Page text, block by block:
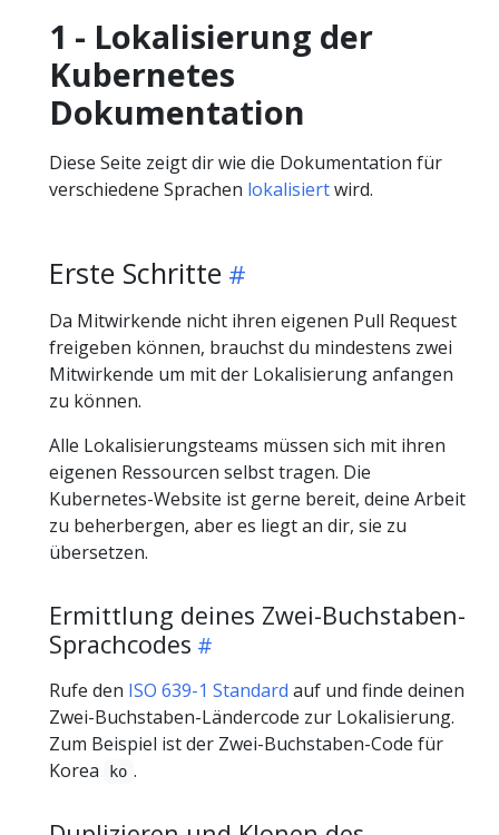
1 - Lokalisierung der
Kubernetes
Dokumentation
Diese Seite zeigt dir wie die Dokumentation für
verschiedene Sprachen lokalisiertwird.
Erste Schritte
Da Mitwirkende nicht ihren eigenen Pull Request
freigeben können, brauchst du mindestens zwei
Mitwirkende um mit der Lokalisierung anfangen
zu können.
Alle Lokalisierungsteams müssen sich mit ihren
eigenen Ressourcen selbst tragen. Die
Kubernetes-Website ist gerne bereit, deine Arbeit
zu beherbergen, aber es liegt an dir, sie zu
übersetzen.
Ermittlung deines Zwei-Buchstaben-
Sprachcodes
Rufe den ISO 639-1 Standard auf und finde deinen
Zwei-Buchstaben-Ländercode zur Lokalisierung.
Zum Beispiel ist der Zwei-Buchstaben-Code für
Korea
ko .